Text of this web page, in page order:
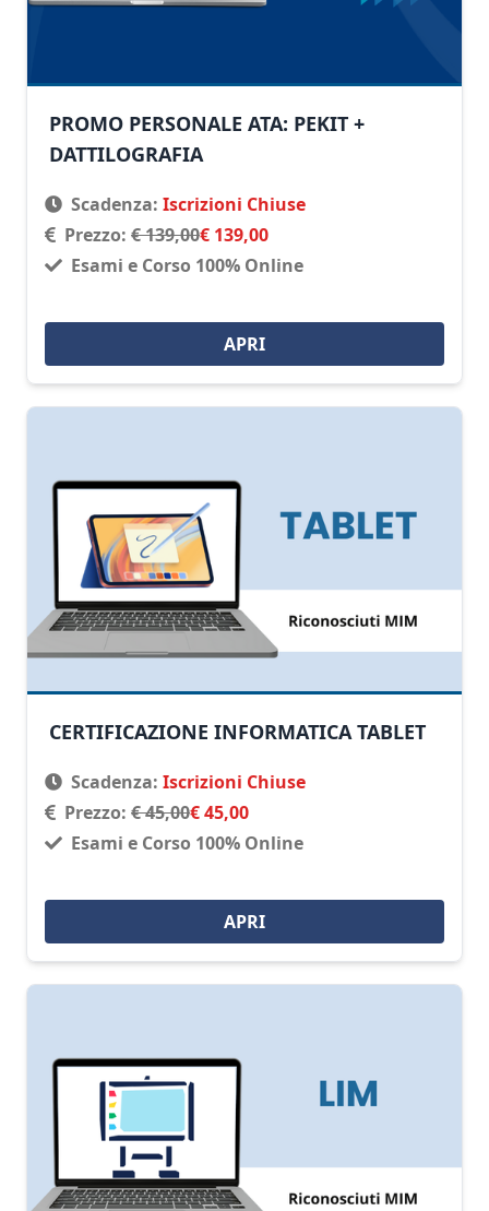
PROMO PERSONALE ATA: PEKIT +
DATTILOGRAFIA
Scadenza: Iscrizioni Chiuse
Prezzo: € 139,00€ 139,00
Esami e Corso 100% Online
APRI
CERTIFICAZIONE INFORMATICA TABLET
Scadenza: Iscrizioni Chiuse
Prezzo: € 45,00€ 45,00
Esami e Corso 100% Online
APRI